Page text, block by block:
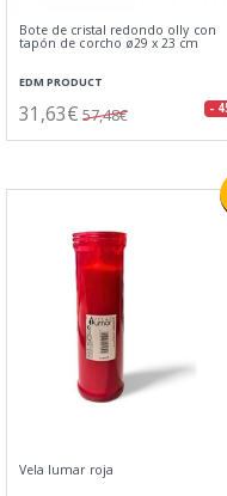
Bote de cristal redondo olly con
tapón de corcho ø29 x 23 cm
EDM PRODUCT
31,63€ 57,48€ -
Vela lumar roja